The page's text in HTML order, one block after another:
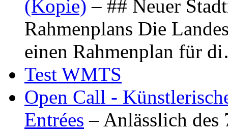
(Kopie) – ## Neuer
Rahmenplans Die
einen Rahmenplan für
Test WMTS
Open Call -
Entrées – Anlässlich